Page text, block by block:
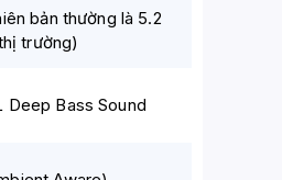
bản thường là 5.2
trường)
Deep Bass Sound